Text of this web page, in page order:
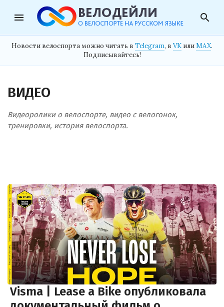
menu search
Новости велоспорта можно читать в Telegram, в VK илиMAX.
Подписывайтесь!
ВИДЕО
Видеоролики о велоспорте, видео с велогонок,
тренировки, история велоспорта.
Visma | Lease a Bike опубликовала